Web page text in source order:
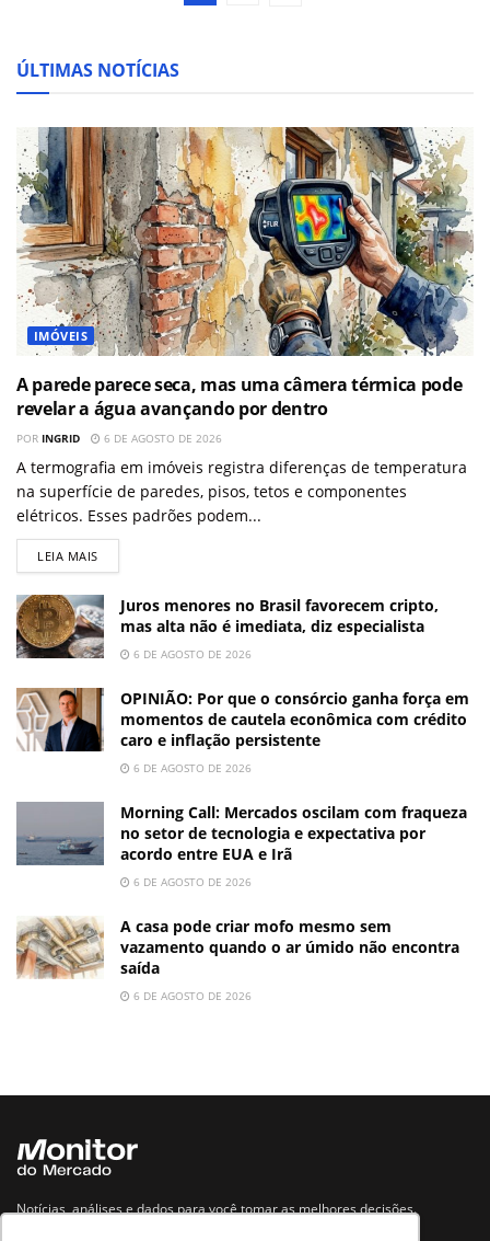
ÚLTIMAS NOTÍCIAS
IMÓVEIS
A parede parece seca, mas uma câmera térmica pode
revelar a água avançando por dentro
POR INGRID 6 DE AGOSTO DE 2026
A termografia em imóveis registra diferenças de temperatura
na superfície de paredes, pisos, tetos e componentes
elétricos. Esses padrões podem...
LEIA MAIS
Juros menores no Brasil favorecem cripto,
mas alta não é imediata, diz especialista
6 DE AGOSTO DE 2026
OPINIÃO: Por que o consórcio ganha força em
momentos de cautela econômica com crédito
caro e inflação persistente
6 DE AGOSTO DE 2026
Morning Call: Mercados oscilam com fraqueza
no setor de tecnologia e expectativa por
acordo entre EUA e Irã
6 DE AGOSTO DE 2026
A casa pode criar mofo mesmo sem
vazamento quando o ar úmido não encontra
saída
6 DE AGOSTO DE 2026
Notícias, análises e dados para você tomar as melhores decisões.